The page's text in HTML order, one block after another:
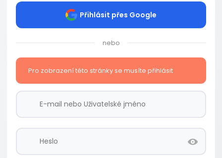
Přihlásit přes Google
nebo
Pro zobrazení této stránky se musíte přihlásit